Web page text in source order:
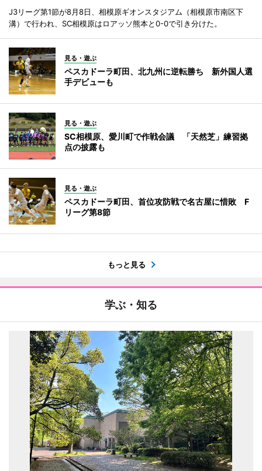
J3リーグ第1節が8月8日、相模原ギオンスタジアム（相模原市南区下
溝）で行われ、SC相模原はロアッソ熊本と0-0で引き分けた。
見る・遊ぶ
ペスカドーラ町田、北九州に逆転勝ち 新外国人選
手デビューも
見る・遊ぶ
SC相模原、愛川町で作戦会議 「天然芝」練習拠
点の披露も
見る・遊ぶ
ペスカドーラ町田、首位攻防戦で名古屋に惜敗 F
リーグ第8節
もっと見る
学ぶ・知る